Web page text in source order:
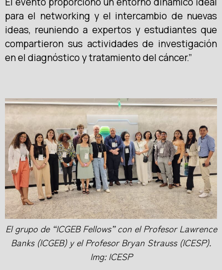
para el networking y el intercambio de nuevas
ideas, reuniendo a expertos y estudiantes que
compartieron sus actividades de investigación
en el diagnóstico y tratamiento del cáncer.”
El grupo de “ICGEB Fellows” con el Profesor Lawrence
Banks (ICGEB) y el Profesor Bryan Strauss (ICESP).
Img: ICESP